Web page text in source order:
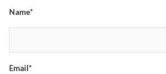
Name*
Email*